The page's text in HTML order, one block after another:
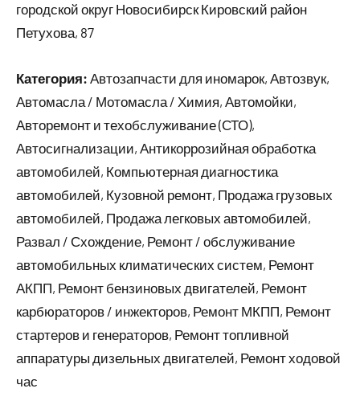
городской округ Новосибирск Кировский район
Петухова, 87
Категория: Автозапчасти для иномарок, Автозвук,
Автомасла / Мотомасла / Химия, Автомойки,
Авторемонт и техобслуживание (СТО),
Автосигнализации, Антикоррозийная обработка
автомобилей, Компьютерная диагностика
автомобилей, Кузовной ремонт, Продажа грузовых
автомобилей, Продажа легковых автомобилей,
Развал / Схождение, Ремонт / обслуживание
автомобильных климатических систем, Ремонт
АКПП, Ремонт бензиновых двигателей, Ремонт
карбюраторов / инжекторов, Ремонт МКПП, Ремонт
стартеров и генераторов, Ремонт топливной
аппаратуры дизельных двигателей, Ремонт ходовой
час